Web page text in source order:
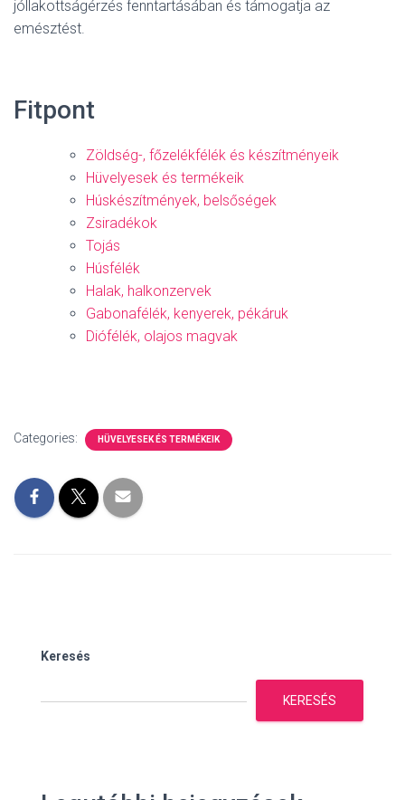
jóllakottságérzés fenntartásában és támogatja az
emésztést.
Fitpont
Zöldség-, főzelékfélék és készítményeik
Hüvelyesek és termékeik
Húskészítmények, belsőségek
Zsiradékok
Tojás
Húsfélék
Halak, halkonzervek
Gabonafélék, kenyerek, pékáruk
Diófélék, olajos magvak
Categories: HÜVELYESEK ÉS TERMÉKEIK
Keresés
KERESÉS